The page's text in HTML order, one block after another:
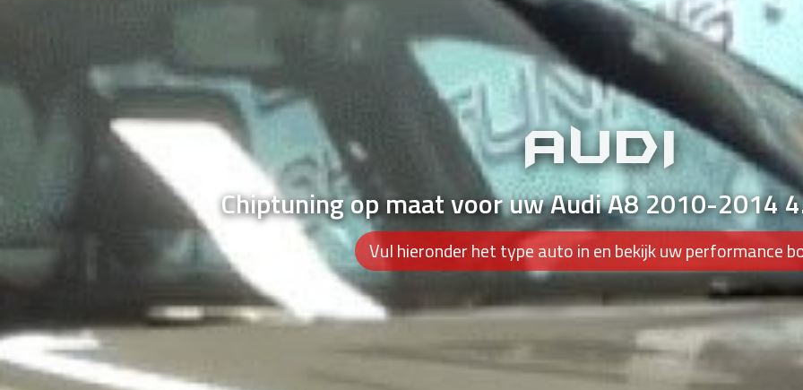
AUDI
Chiptuning op maat voor uw Audi A8 2010-2014
Vul hieronder het type auto in en bekijk uw performance